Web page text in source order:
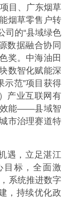
目、广东烟草
烟草零售户转
司的“县域绿色
数据融合协同
奖。中海油田
数智化赋能深
示范”项目获得
产业互联网有
效能——县域智
市治理赛道特
遇，立足湛江
目标，全面激
系统推进数字
，持续优化政